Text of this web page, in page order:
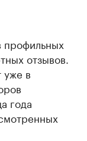
профильных
отзывов.
уже в
года